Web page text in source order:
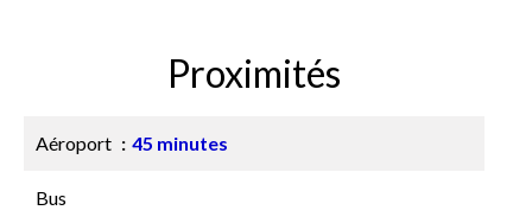
Proximités
Aéroport 45 minutes
Bus